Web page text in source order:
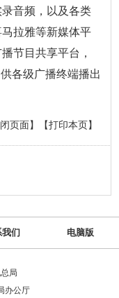
音频，以及各类
拉雅等新媒体平
节目共享平台，
各级广播终端播出
【打印本页】
页面】
们 电脑版
局
办公厅